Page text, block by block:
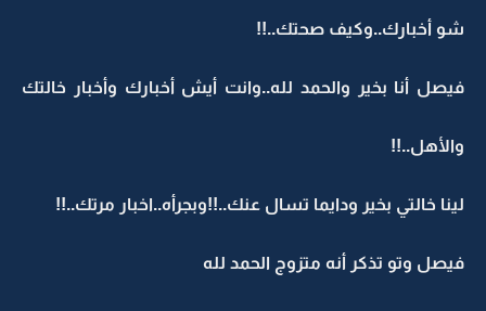
شو أخبارك..وكيف صحتك..!!
فيصل أنا بخير والحمد لله..وانت أيش أخبارك وأخبار خالتك
والأهل..!!
لينا خالتي بخير ودايما تسال عنك..!!وبجرأه..اخبار مرتك..!!
فيصل وتو تذكر أنه متزوج الحمد لله